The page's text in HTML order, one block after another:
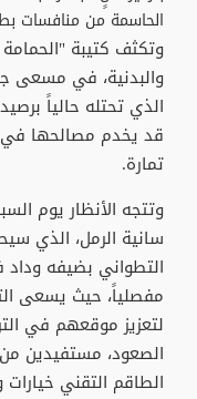
الحاسمة من منافسات
وتكثف كتيبة "الحمامة
والبدنية، في مسعى
قد يخدم مصالحها في
تمارة.
سانية الرمل، الذي
التطواني بضيفه
مفصلياً، حيث يسعى
لتعزيز موقعهم في
الصعود، مستفيدين
الطاقم التقني